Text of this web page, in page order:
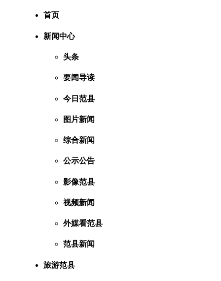
首页
新闻中心
头条
要闻导读
今日范县
图片新闻
综合新闻
公示公告
影像范县
视频新闻
外媒看范县
范县新闻
旅游范县